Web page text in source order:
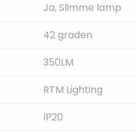
Ja, Slimme lamp
42 graden
350LM
RTM Lighting
IP20